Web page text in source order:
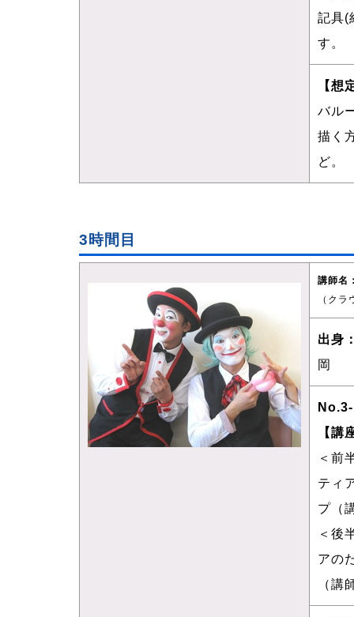
記具(
す。
【想
バル
描く
ど。
3時間目
講師名
（ク
出身
岡
【講
＜前
ティ
プ（
＜後
アの
（講